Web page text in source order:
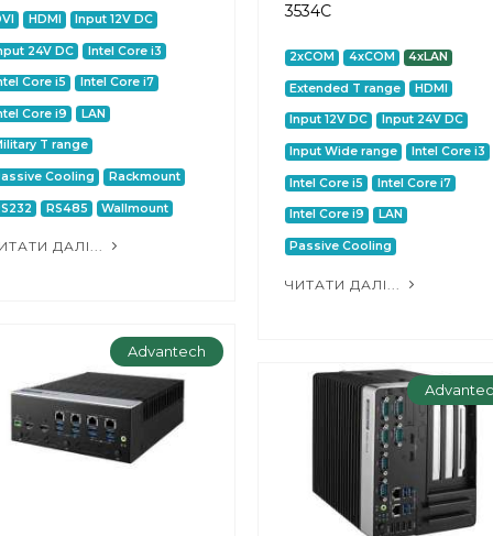
HDMI Input 12V DC
24V DC Intel Core i3
Core i5 Intel Core i7
Core i9 LAN
T range
Cooling Rackmount
RS485 Wallmount
ДАЛІ...
3534C
2xCOM 4xCOM 4xLAN
Extended T range HDMI
Input 12V DC Input 24V DC
Input Wide range Intel Core i3
Intel Core i5 Intel Core i7
Intel Core i9 LAN
Passive Cooling
ЧИТАТИ ДАЛІ...
Advantech